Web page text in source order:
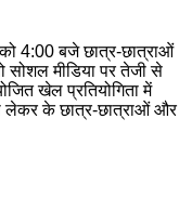
को 4:00 बजे छात्र-छात्राओं
सोशल मीडिया पर तेजी से
खेल प्रतियोगिता में
लेकर के छात्र-छात्राओं और